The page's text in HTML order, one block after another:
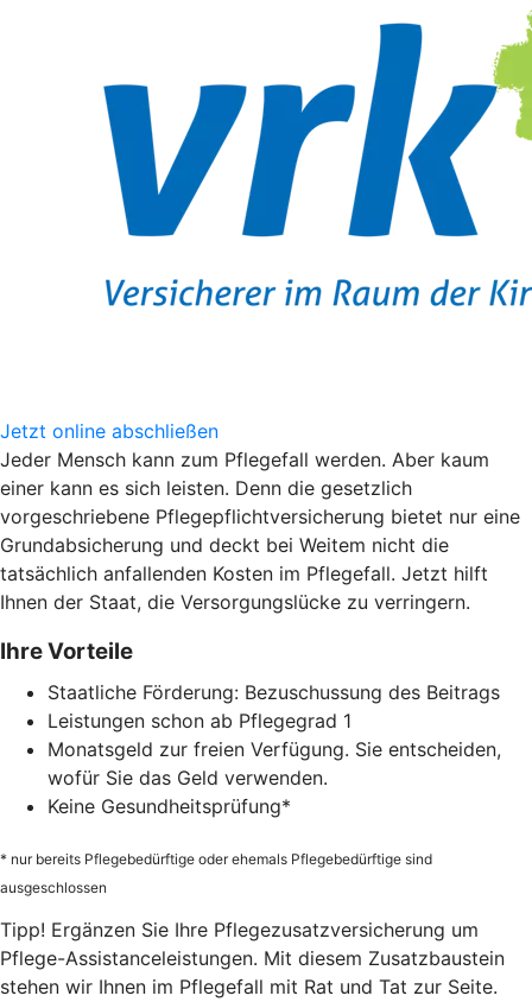
Jetzt online abschließen
Jeder Mensch kann zum Pflegefall werden. Aber kaum
einer kann es sich leisten. Denn die gesetzlich
vorgeschriebene Pflegepflichtversicherung bietet nur eine
Grundabsicherung und deckt bei Weitem nicht die
tatsächlich anfallenden Kosten im Pflegefall. Jetzt hilft
Ihnen der Staat, die Versorgungslücke zu verringern.
Ihre Vorteile
Staatliche Förderung: Bezuschussung des Beitrags
Leistungen schon ab Pflegegrad 1
Monatsgeld zur freien Verfügung. Sie entscheiden,
wofür Sie das Geld verwenden.
Keine Gesundheitsprüfung*
* nur bereits Pflegebedürftige oder ehemals Pflegebedürftige sind
ausgeschlossen
Tipp! Ergänzen Sie Ihre Pflegezusatzversicherung um
Pflege-Assistanceleistungen. Mit diesem Zusatzbaustein
stehen wir Ihnen im Pflegefall mit Rat und Tat zur Seite.